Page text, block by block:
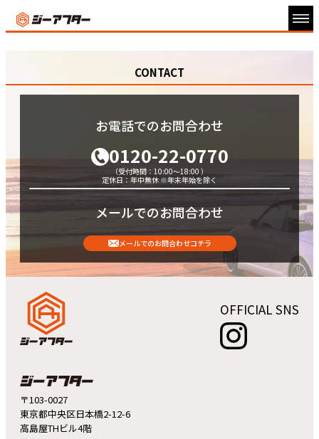
CONTACT
お電話でのお問合わせ
0120-22-0770
（受付時間：10:00～18:00 ）
定休日：年中無休 ※年末年始を除く
メールでのお問合わせ
メールでのお問合わせコチラ
〒103-0027
東京都中央区日本橋2-12-6
高島屋THビル4階
OFFICIAL SNS